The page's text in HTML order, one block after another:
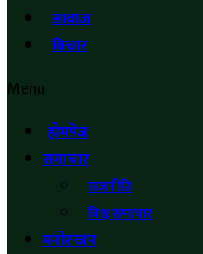
आवाज
बिचार
Menu
होमपेज
समाचार
राजनीति
बिश्व समाचार
मनोरन्जन